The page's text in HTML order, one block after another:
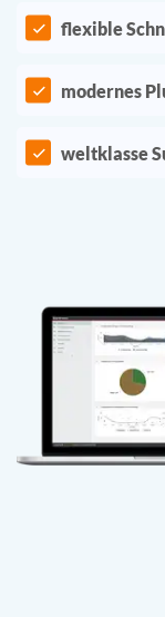
flexible
modernes
weltklasse